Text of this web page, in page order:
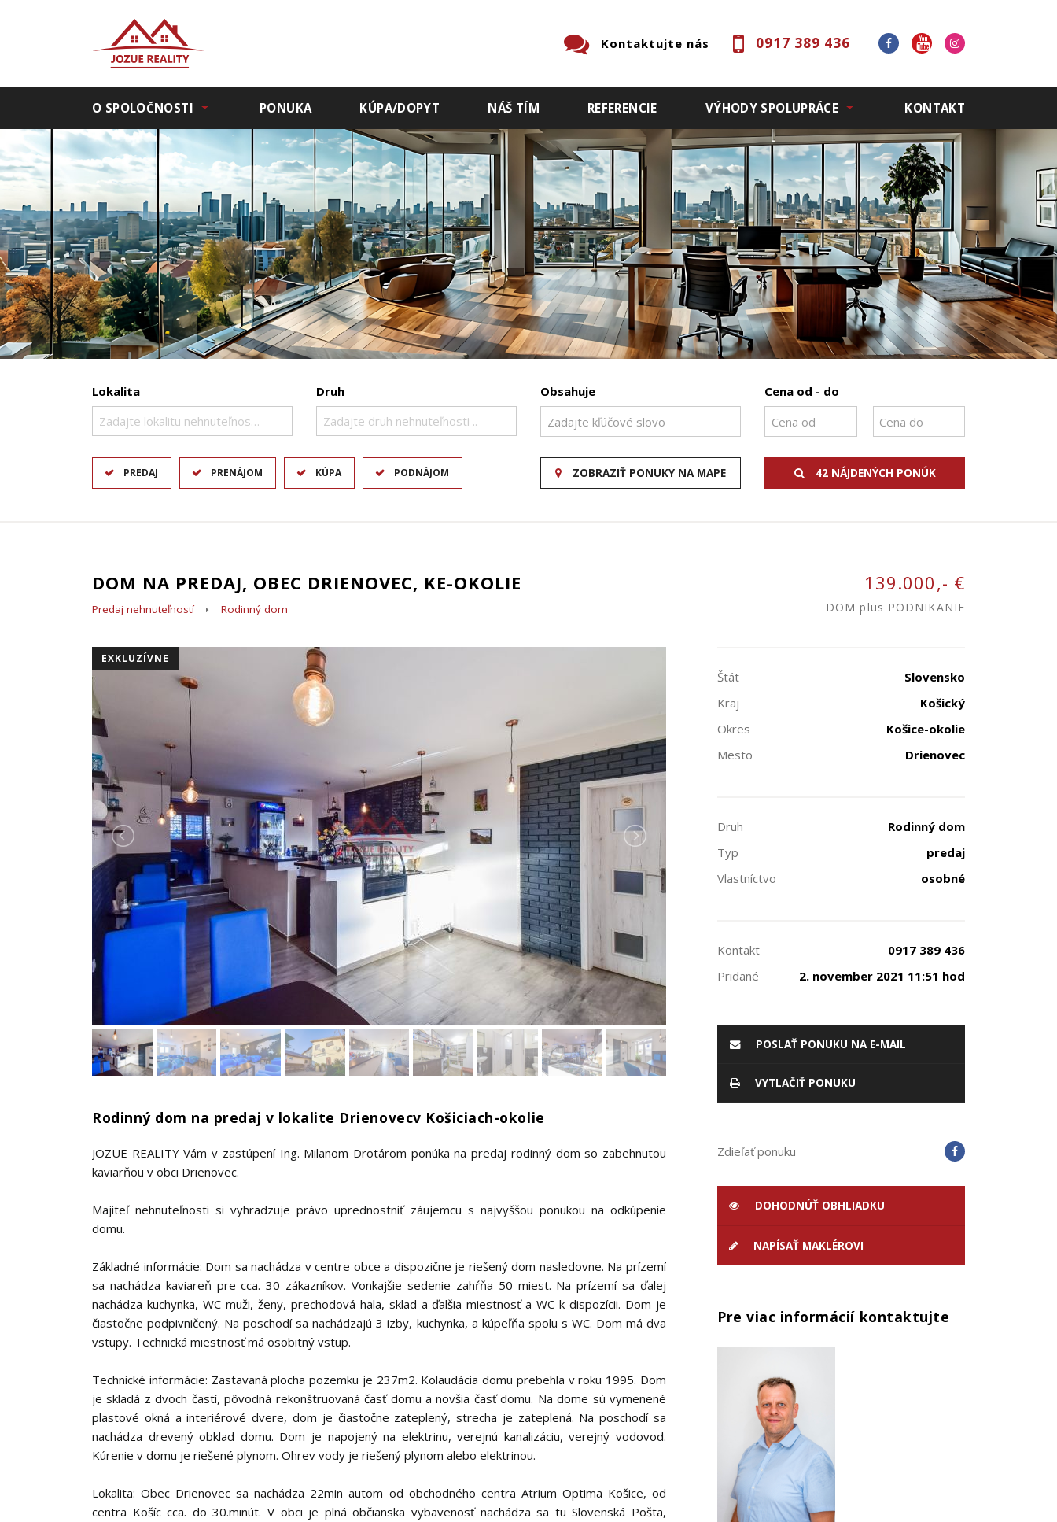
0917 389 436
Kontaktujte nás
O SPOLOČNOSTI PONUKA KÚPA/DOPYT NÁŠ TÍM REFERENCIE VÝHODY SPOLUPRÁCE KONTAKT
Lokalita
Zadajte lokalitu nehnuteľnosti ..
Druh
Zadajte druh nehnuteľnosti ..
Obsahuje Cena od - do
PREDAJ PRENÁJOM KÚPA PODNÁJOM ZOBRAZIŤ PONUKY NA MAPE 42 NÁJDENÝCH PONÚK
DOM NA PREDAJ, OBEC DRIENOVEC, KE-OKOLIE 139.000,- €
DOM plus PODNIKANIE
Predaj nehnuteľností Rodinný dom
EXKLUZÍVNE
Rodinný dom na predaj v lokalite Drienovecv Košiciach-okolie
JOZUE REALITY Vám v zastúpení Ing. Milanom Drotárom ponúka na predaj rodinný dom so zabehnutou
kaviarňou v obci Drienovec.
Majiteľ nehnuteľnosti si vyhradzuje právo uprednostniť záujemcu s najvyššou ponukou na odkúpenie
domu.
Základné informácie: Dom sa nachádza v centre obce a dispozične je riešený dom nasledovne. Na prízemí
sa nachádza kaviareň pre cca. 30 zákazníkov. Vonkajšie sedenie zahŕňa 50 miest. Na prízemí sa ďalej
nachádza kuchynka, WC muži, ženy, prechodová hala, sklad a ďalšia miestnosť a WC k dispozícii. Dom je
čiastočne podpivničený. Na poschodí sa nachádzajú 3 izby, kuchynka, a kúpeľňa spolu s WC. Dom má dva
vstupy. Technická miestnosť má osobitný vstup.
Technické informácie: Zastavaná plocha pozemku je 237m2. Kolaudácia domu prebehla v roku 1995. Dom
je skladá z dvoch častí, pôvodná rekonštruovaná časť domu a novšia časť domu. Na dome sú vymenené
plastové okná a interiérové dvere, dom je čiastočne zateplený, strecha je zateplená. Na poschodí sa
nachádza drevený obklad domu. Dom je napojený na elektrinu, verejnú kanalizáciu, verejný vodovod.
Kúrenie v domu je riešené plynom. Ohrev vody je riešený plynom alebo elektrinou.
Lokalita: Obec Drienovec sa nachádza 22min autom od obchodného centra Atrium Optima Košice, od
centra Košíc cca. do 30.minút. V obci je plná občianska vybavenosť nachádza sa tu Slovenská Pošta,
Štát
Slovensko
Kraj
Košický
Okres
Košice-okolie
Mesto
Drienovec
Druh
Rodinný dom
Typ
predaj
Vlastníctvo
osobné
Kontakt
0917 389 436
Pridané
2. november 2021 11:51 hod
POSLAŤ PONUKU NA E-MAIL
VYTLAČIŤ PONUKU
Zdieľať ponuku
DOHODNÚŤ OBHLIADKU
NAPÍSAŤ MAKLÉROVI
Pre viac informácií kontaktujte